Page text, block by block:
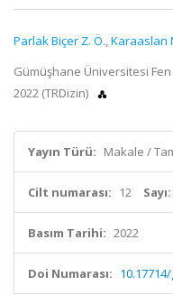
Parlak Biçer Z. Ö.,Karaaslan
Gümüşhane Üniversitesi Fen
2022 (TRDizin)
Yayın Türü: Makale /
Cilt numarası: 12 Sayı:
Basım Tarihi: 2022
Doi Numarası: